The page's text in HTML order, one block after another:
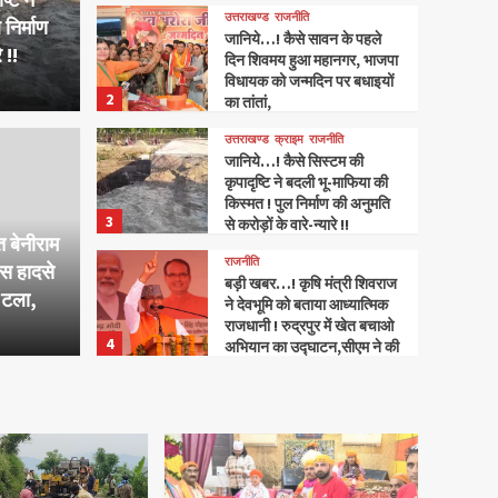
के पहले दिन शिवमय हुआ
को जन्मदिन पर
!!
हादसे
सुविधा का दावा,
2
उत्तराखण्ड राजनीति
जानिये…! कैसे सावन के पहले
दिन शिवमय हुआ महानगर, भाजपा
विधायक को जन्मदिन पर बधाइयों
का तांतां,
3
उत्तराखण्ड क्राइम राजनीति
जानिये…! कैसे सिस्टम की
कृपादृष्टि ने बदली भू-माफिया की
किस्मत ! पुल निर्माण की अनुमति
से करोड़ों के वारे-न्यारे !!
4
राजनीति
बड़ी खबर…! कृषि मंत्री शिवराज
ने देवभूमि को बताया आध्यात्मिक
राजधानी ! रुद्रपुर में खेत बचाओ
अभियान का उद्घाटन,सीएम ने की
5
सुधारीकरण हुआ तेज,सीएम धामी
के “आदर्श चंपावत” के विजन पर
जिला प्रशासन गंभीर,